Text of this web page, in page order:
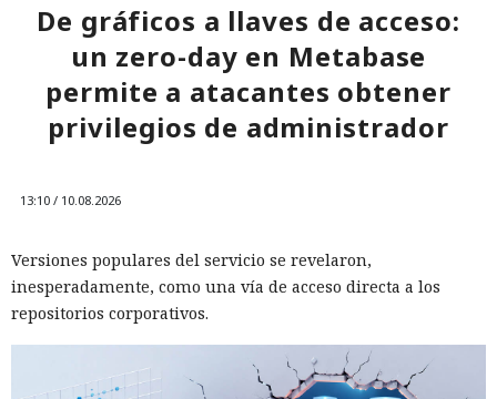
De gráficos a llaves de acceso:
un zero-day en Metabase
permite a atacantes obtener
privilegios de administrador
13:10 / 10.08.2026
Versiones populares del servicio se revelaron,
inesperadamente, como una vía de acceso directa a los
repositorios corporativos.